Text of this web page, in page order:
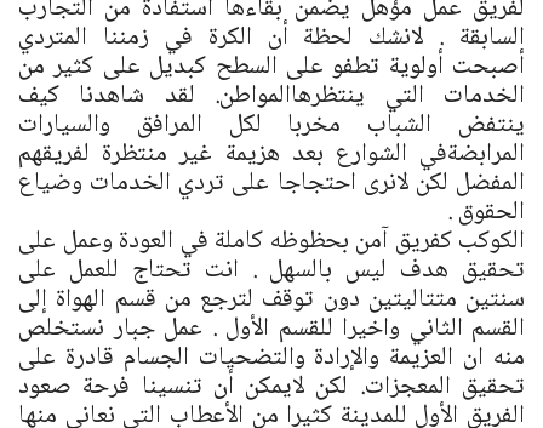
لفريق عمل مؤهل يضمن بقاءها استفادة من التجارب
السابقة . لانشك لحظة أن الكرة في زمننا المتردي
أصبحت أولوية تطفو على السطح كبديل على كثير من
الخدمات التي ينتظرهاالمواطن. لقد شاهدنا كيف
ينتفض الشباب مخربا لكل المرافق والسيارات
المرابضةفي الشوارع بعد هزيمة غير منتظرة لفريقهم
المفضل لكن لانرى احتجاجا على تردي الخدمات وضياع
الحقوق .
الكوكب كفريق آمن بحظوظه كاملة في العودة وعمل على
تحقيق هدف ليس بالسهل . انت تحتاج للعمل على
سنتين متتاليتين دون توقف لترجع من قسم الهواة إلى
القسم الثاني واخيرا للقسم الأول . عمل جبار نستخلص
منه ان العزيمة والإرادة والتضحيات الجسام قادرة على
تحقيق المعجزات. لكن لايمكن أن تنسينا فرحة صعود
الفريق الأول للمدينة كثيرا من الأعطاب التي نعاني منها